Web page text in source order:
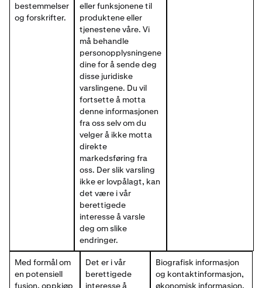
bestemmelser
og forskrifter.
eller funksjonene til
produktene eller
tjenestene våre. Vi
må behandle
personopplysningene
dine for å sende deg
disse juridiske
varslingene. Du vil
fortsette å motta
denne informasjonen
fra oss selv om du
velger å ikke motta
direkte
markedsføring fra
oss. Der slik varsling
ikke er lovpålagt, kan
det være i vår
berettigede
interesse å varsle
deg om slike
endringer.
Med formål om
en potensiell
fusjon, oppkjøp
Det er i vår
berettigede
interesse å
Biografisk informasjon
og kontaktinformasjon,
økonomisk informasjon,